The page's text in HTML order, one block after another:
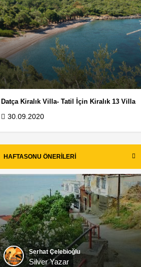
Datça Kiralık Villa- Tatil İçin Kiralık 13 Villa
30.09.2020
HAFTASONU ÖNERILERI
Serhat Çelebioğlu
Silver Yazar